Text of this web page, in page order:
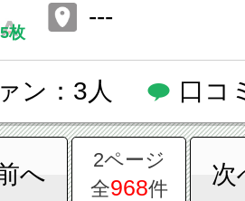
枚
---
ン：3人 口コ
へ
2ページ
全968件
次